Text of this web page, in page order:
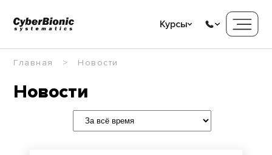
Курсы
Главная Новости
Новости